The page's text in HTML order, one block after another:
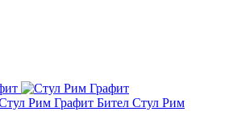
Бител Стул Рим